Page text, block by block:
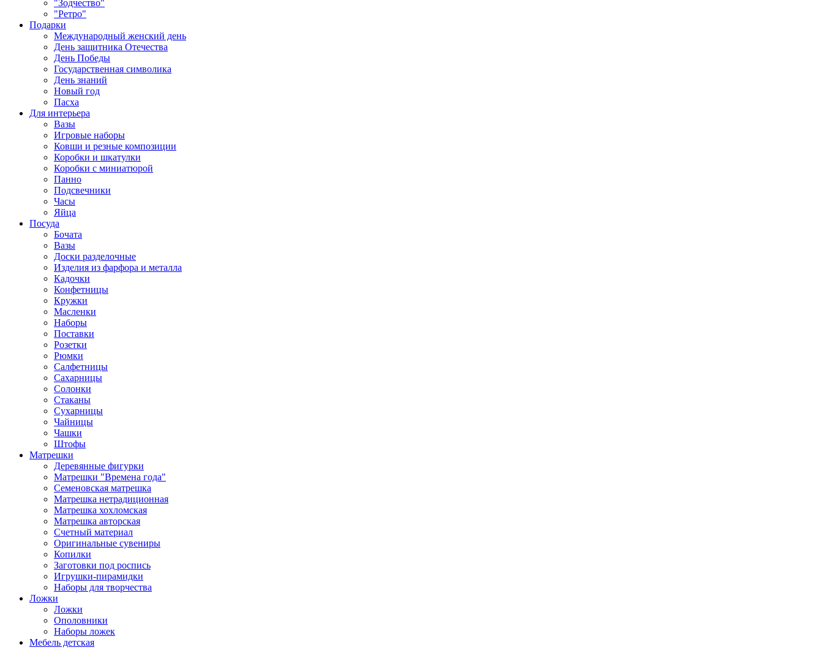
"Зодчество"
"Ретро"
Подарки
Международный женский день
День защитника Отечества
День Победы
Государственная символика
День знаний
Новый год
Пасха
Для интерьера
Вазы
Игровые наборы
Ковши и резные композиции
Коробки и шкатулки
Коробки с миниатюрой
Панно
Подсвечники
Часы
Яйца
Посуда
Бочата
Вазы
Доски разделочные
Изделия из фарфора и металла
Кадочки
Конфетницы
Кружки
Масленки
Наборы
Поставки
Розетки
Рюмки
Салфетницы
Сахарницы
Солонки
Стаканы
Сухарницы
Чайницы
Чашки
Штофы
Матрешки
Деревянные фигурки
Матрешки "Времена года"
Семеновская матрешка
Матрешка нетрадиционная
Матрешка хохломская
Матрешка авторская
Счетный материал
Оригинальные сувениры
Копилки
Заготовки под роспись
Игрушки-пирамидки
Наборы для творчества
Ложки
Ложки
Ополовники
Наборы ложек
Мебель детская